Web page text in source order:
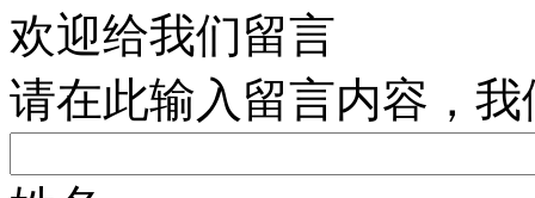
欢迎给我们留言
请在此输入留言内容，